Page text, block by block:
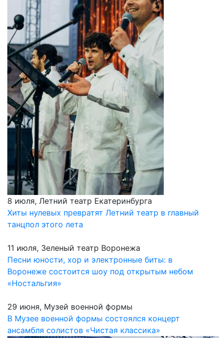
8 июля, Летний театр Екатеринбурга
Хиты нулевых превратят Летний театр в главный
танцпол этого лета
11 июля, Зеленый театр Воронежа
Песни юности, хор и электронные биты: в
Воронеже состоится шоу под открытым небом
«Ностальгия»
29 июня, Музей военной формы
В Музее военной формы состоялся концерт
ансамбля солистов «Чистая классика»